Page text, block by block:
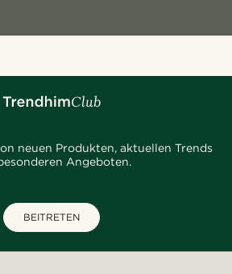
neuen Produkten, aktuellen Trends
Angeboten.
BEITRETEN